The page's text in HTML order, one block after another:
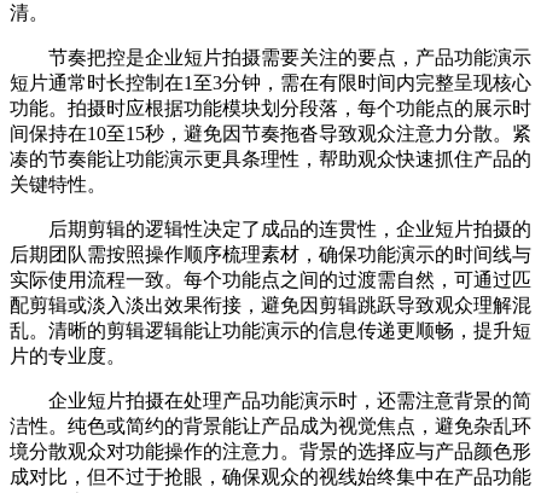
清。
节奏把控是企业短片拍摄需要关注的要点，产品功能演示
短片通常时长控制在1至3分钟，需在有限时间内完整呈现核心
功能。拍摄时应根据功能模块划分段落，每个功能点的展示时
间保持在10至15秒，避免因节奏拖沓导致观众注意力分散。紧
凑的节奏能让功能演示更具条理性，帮助观众快速抓住产品的
关键特性。
后期剪辑的逻辑性决定了成品的连贯性，企业短片拍摄的
后期团队需按照操作顺序梳理素材，确保功能演示的时间线与
实际使用流程一致。每个功能点之间的过渡需自然，可通过匹
配剪辑或淡入淡出效果衔接，避免因剪辑跳跃导致观众理解混
乱。清晰的剪辑逻辑能让功能演示的信息传递更顺畅，提升短
片的专业度。
企业短片拍摄在处理产品功能演示时，还需注意背景的简
洁性。纯色或简约的背景能让产品成为视觉焦点，避免杂乱环
境分散观众对功能操作的注意力。背景的选择应与产品颜色形
成对比，但不过于抢眼，确保观众的视线始终集中在产品功能